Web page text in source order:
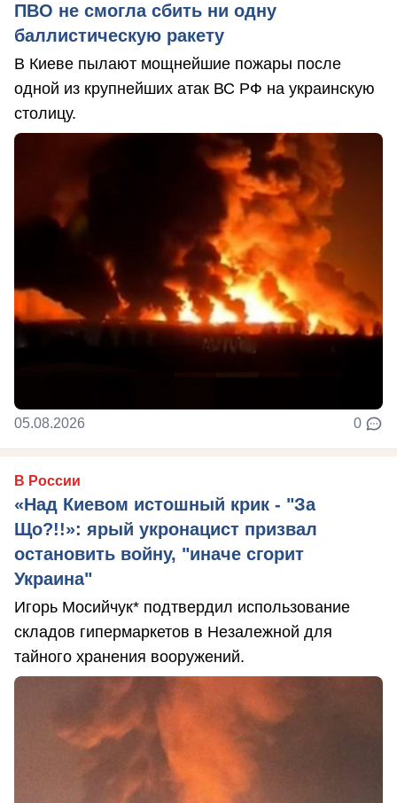
ПВО не смогла сбить ни одну
баллистическую ракету
В Киеве пылают мощнейшие пожары после
одной из крупнейших атак ВС РФ на украинскую
столицу.
05.08.2026 0
В России
«Над Киевом истошный крик - "За
Що?!!»: ярый укронацист призвал
остановить войну, "иначе сгорит
Украина"
Игорь Мосийчук* подтвердил использование
складов гипермаркетов в Незалежной для
тайного хранения вооружений.